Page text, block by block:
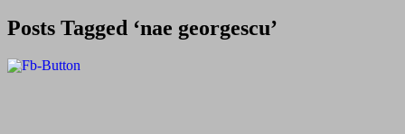
Posts Tagged ‘nae georgescu’